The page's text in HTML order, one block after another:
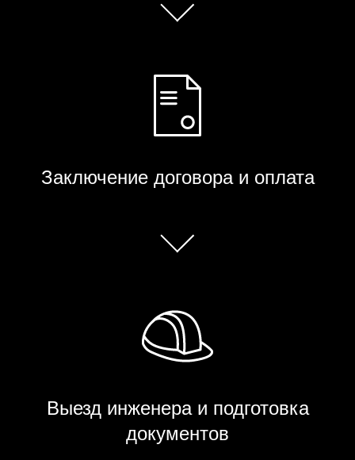
Заключение договора и оплата
Выезд инженера и подготовка
документов